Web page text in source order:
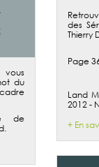
des
Thierry
Page
Land
2012 -
+ En
du
de